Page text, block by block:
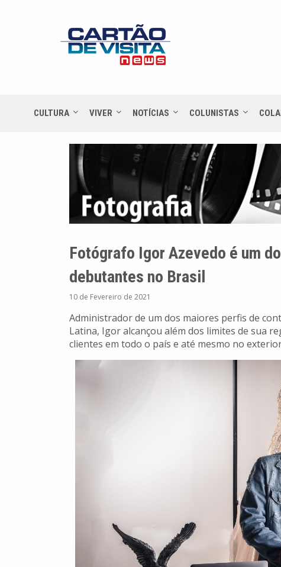
CULTURA VIVER NOTÍCIAS COLUNISTAS
Fotógrafo Igor Azevedo é um
debutantes no Brasil
10 de Fevereiro de 2021
Administrador de um dos maiores perfis de
Latina, Igor alcançou além dos limites de sua
clientes em todo o país e até mesmo no